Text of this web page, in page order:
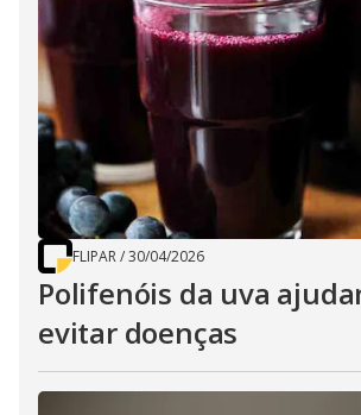
FLIPAR/30/04/2026
Polifenóis da uva
evitar doenças